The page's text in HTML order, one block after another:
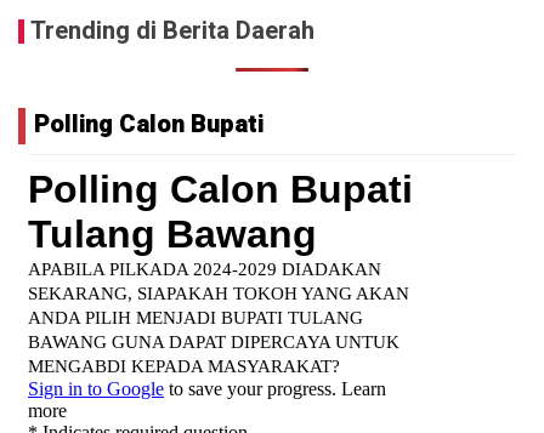
Trending di Berita Daerah
Polling Calon Bupati